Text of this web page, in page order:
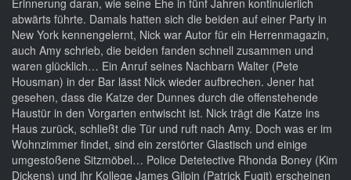
Erinnerung daran, wie seine Ehe in fünf Jahren kontinuierlich
abwärts führte. Damals hatten sich die beiden auf einer Party in
New York kennengelernt, Nick war Autor für ein Herrenmagazin,
auch Amy schrieb, die beiden fanden schnell zusammen und
waren glücklich… Ein Anruf seines Nachbarn Walter (Pete
Housman) in der Bar lässt Nick wieder aufbrechen. Jener hat
gesehen, dass die Katze der Dunnes durch die offenstehende
Haustür in den Vorgarten entwischt ist. Nick trägt die Katze ins
Haus zurück, schließt die Tür und ruft nach Amy. Doch was er im
Wohnzimmer findet, sind ein zerstörter Glastisch und einige
umgestoßene Sitzmöbel… Police Detetective Rhonda Boney (Kim
Dickens) und ihr Kollege James Gilpin (Patrick Fugit) erscheinen